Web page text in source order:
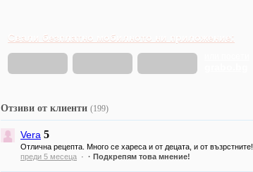
Свали безплатно мобилното ни приложение:
Отзиви от клиенти (199)
Vera 5
Отлична рецепта. Много се хареса и от децата, и от възрстните!
преди 5 месеца · · Подкрепям това мнение!